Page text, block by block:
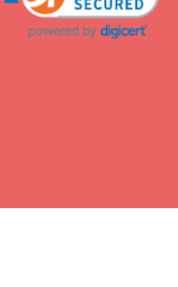
ューピットのお供え・
のある暮らし」
美